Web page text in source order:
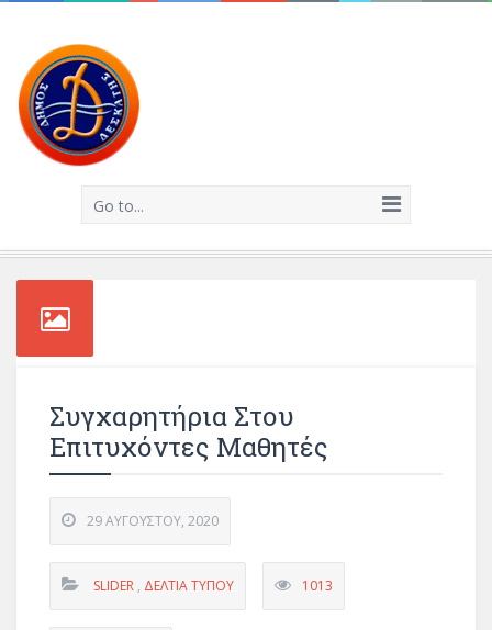
Go to...
Συγχαρητήρια Στου
Επιτυχόντες Μαθητές
29 ΑΥΓΟΎΣΤΟΥ, 2020
SLIDER , ΔΕΛΤΊΑ ΤΎΠΟΥ 1013